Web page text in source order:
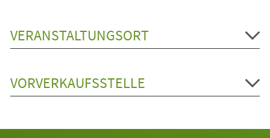
VERANSTALTUNGSORT
VORVERKAUFSSTELLE